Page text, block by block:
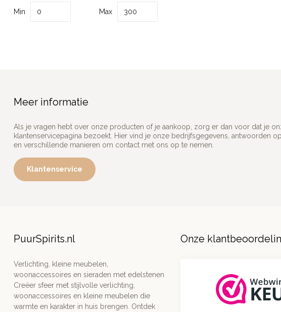
Min Max
Meer informatie
Als je vragen hebt over onze producten of je aankoop, zorg er dan voor dat je
klantenservicepagina bezoekt. Hier vind je onze bedrijfsgegevens, antwoorden
en verschillende manieren om contact met ons op te nemen.
Klantenservice
PuurSpirits.nl
Verlichting, kleine meubelen,
woonaccessoires en sieraden met edelstenen
Creëer sfeer met stijlvolle verlichting,
woonaccessoires en kleine meubelen die
warmte en karakter in huis brengen. Ontdek
Onze